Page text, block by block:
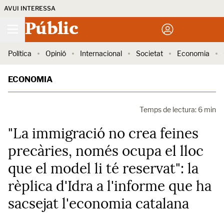
AVUI INTERESSA
Públic
Política Opinió Internacional Societat Economia
ECONOMIA
Temps de lectura: 6 min
"La immigració no crea feines
precàries, només ocupa el lloc
que el model li té reservat": la
rèplica d'Idra a l'informe que ha
sacsejat l'economia catalana